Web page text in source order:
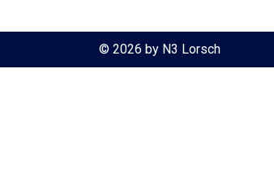
© 2026 by N3 Lorsch